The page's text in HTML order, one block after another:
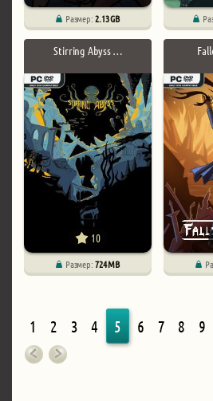
Размер:2.13 GB
Stirring Abyss …
10
Размер:724 MB
1 2 3 4 5 6 7 8 9